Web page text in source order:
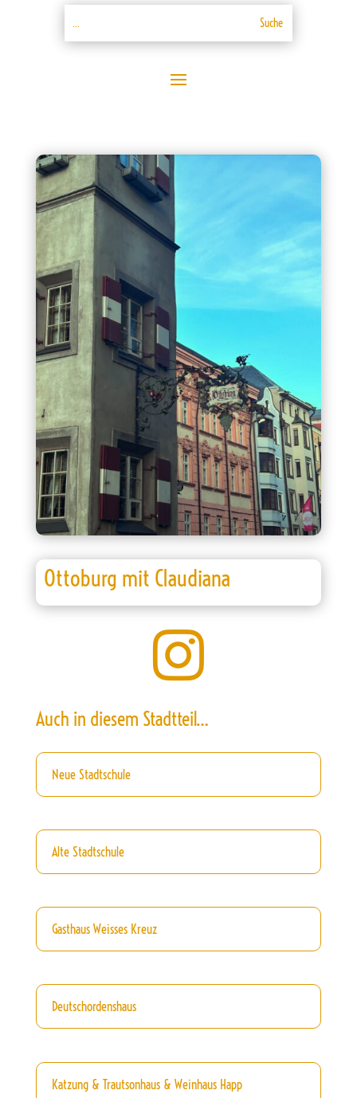
Ottoburg mit Claudiana

Auch in diesem Stadtteil…
Neue Stadtschule
Alte Stadtschule
Gasthaus Weisses Kreuz
Deutschordenshaus
Katzung & Trautsonhaus & Weinhaus Happ